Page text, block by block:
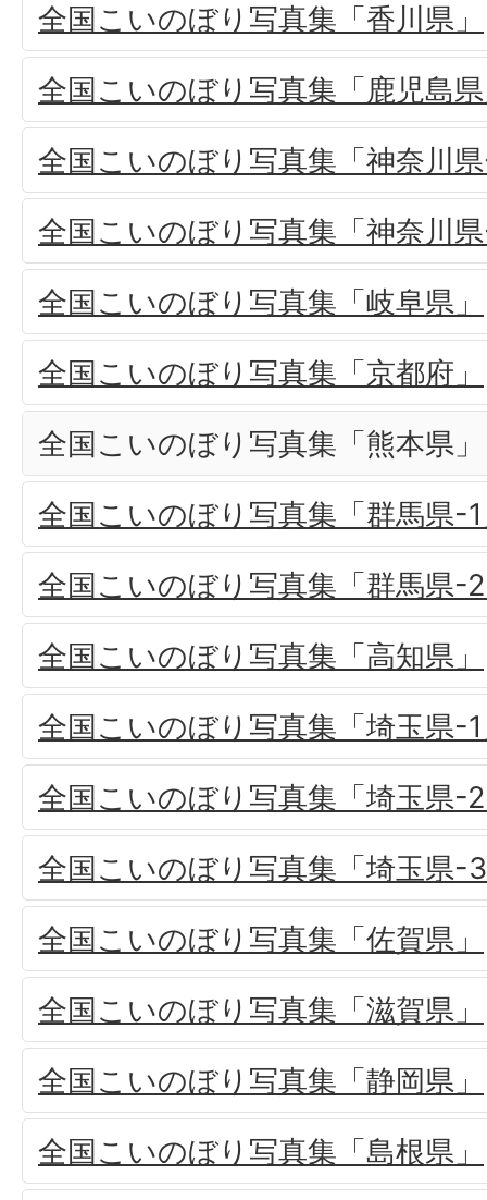
全国こいのぼり写真集「香川県」
全国こいのぼり写真集「鹿児島
全国こいのぼり写真集「神奈川
全国こいのぼり写真集「神奈川
全国こいのぼり写真集「岐阜県」
全国こいのぼり写真集「京都府」
全国こいのぼり写真集「熊本県」
全国こいのぼり写真集「群馬県-
全国こいのぼり写真集「群馬県-
全国こいのぼり写真集「高知県」
全国こいのぼり写真集「埼玉県-
全国こいのぼり写真集「埼玉県-
全国こいのぼり写真集「埼玉県-
全国こいのぼり写真集「佐賀県」
全国こいのぼり写真集「滋賀県」
全国こいのぼり写真集「静岡県」
全国こいのぼり写真集「島根県」